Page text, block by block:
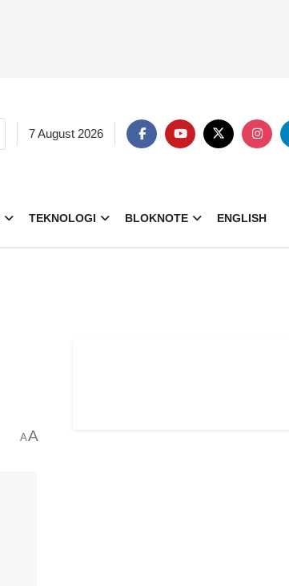
7 August 2026
TEKNOLOGI BLOKNOTE ENGLISH
AA